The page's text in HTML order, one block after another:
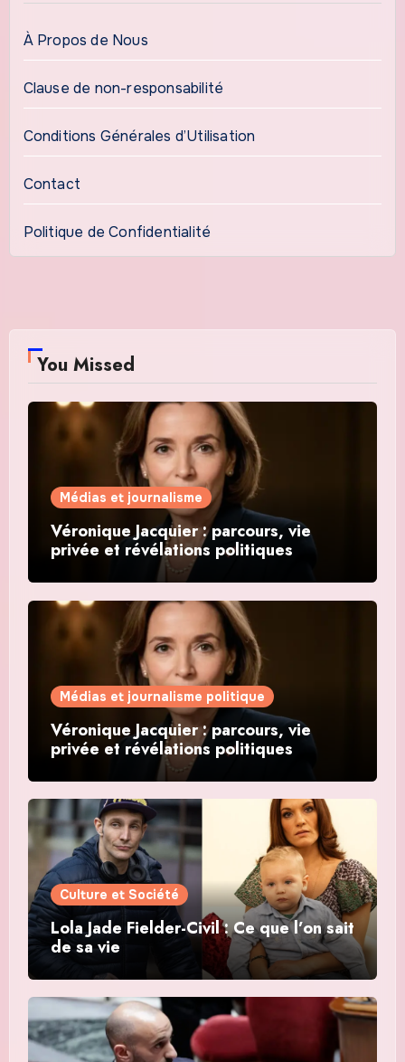
À Propos de Nous
Clause de non-responsabilité
Conditions Générales d’Utilisation
Contact
Politique de Confidentialité
You Missed
Médias et journalisme
Véronique Jacquier : parcours, vie
privée et révélations politiques
Médias et journalisme politique
Véronique Jacquier : parcours, vie
privée et révélations politiques
Culture et Société
Lola Jade Fielder-Civil : Ce que l’on sait
de sa vie